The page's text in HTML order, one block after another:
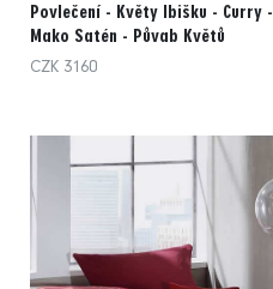
Povlečení - Květy Ibišku - Curry -
Mako Satén - Půvab Květů
CZK 3160